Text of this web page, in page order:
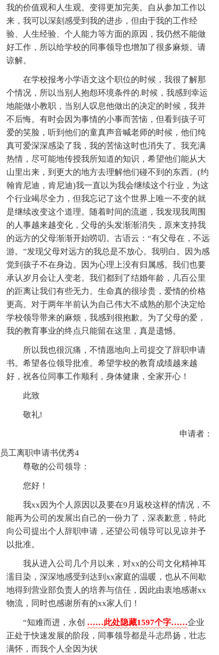
我的价值观和人生观。变得更加完美。自从参加工作以
来，我可以深刻感受到我的进步，但由于我的工作经
验、人生经验、个人能力等方面的原因，我仍然不能做
好工作，所以给学校的同事领导也增加了很多麻烦。请
谅解。
在学校报考小学语文这个职位的时候，我很了解那
个情况，所以当别人抱怨环境条件的.时候，我感到幸运
地能做小教职，当别人叹息他做出的决定的时候，我并
不后悔。有时会因为事情的小事而苦恼，但看到孩子可
爱的笑脸，听到他们的童真声音喊老师的时候，他们纯
真可爱深深感染了我，我的苦恼这时也消失了。我充满
热情，尽可能地传授我所知道的知识，希望他们能从大
山里出来，到更大的地方去理解他们碰不到的东西。(约
翰肯尼迪，肯尼迪)我一直以为我会继续这个行业，为这
个行业竭尽全力，但我忘记了这个世界上唯一不变的就
是继续改变这个道理。随着时间的流逝，我发现我周围
的人事越来越变化，父母的头发渐渐消失，原来支持我
的远方的父母渐渐开始唠叨。古语云：“有父母在，不远
游。”发现父母对远方的我总是不放心。我明白。因为感
觉到孩子不在身边。因为心理上没有归属感。我们也要
承认岁月会让人变老。我们都到了结婚年龄，几百公里
的距离让我们有些无力。生命真的很珍贵，爱情的价格
更高。对于两年半前认为自己伟大不成熟的那个决定给
学校领导带来的麻烦，我感到很抱歉。为了父母的爱，
我的教育事业的终点只能留在这里，真是遗憾。
所以我也很沉痛，不情愿地向上司提交了辞职申请
书。希望各位领导批准。希望学校的教育成绩越来越
好，祝各位同事工作顺利，身体健康，全家开心！
此致
敬礼!
申请者：
员工离职申请书优秀4
尊敬的公司领导：
您好！
我xx因为个人原因以及要在9月返校这样的情况，不
能再为公司的发展出自己的一份力了，深表歉意，特此
向公司提出个人辞职申请，还望公司领导可以见谅并予
以批准。
我从进入公司几个月以来，对xx的公司文化精神耳
濡目染，深深地感受到达到xx家庭的温暖，也从不间歇
地得到营业部负责人的培养与信任，因此由衷地感谢xx
物流，同时也感谢所有的xx家人们！
“知难而进，永创 ……此处隐藏1597个字……企业
正处于快速发展的阶段，同事领导都是斗志昂扬，壮志
满怀，而我个人全因为状